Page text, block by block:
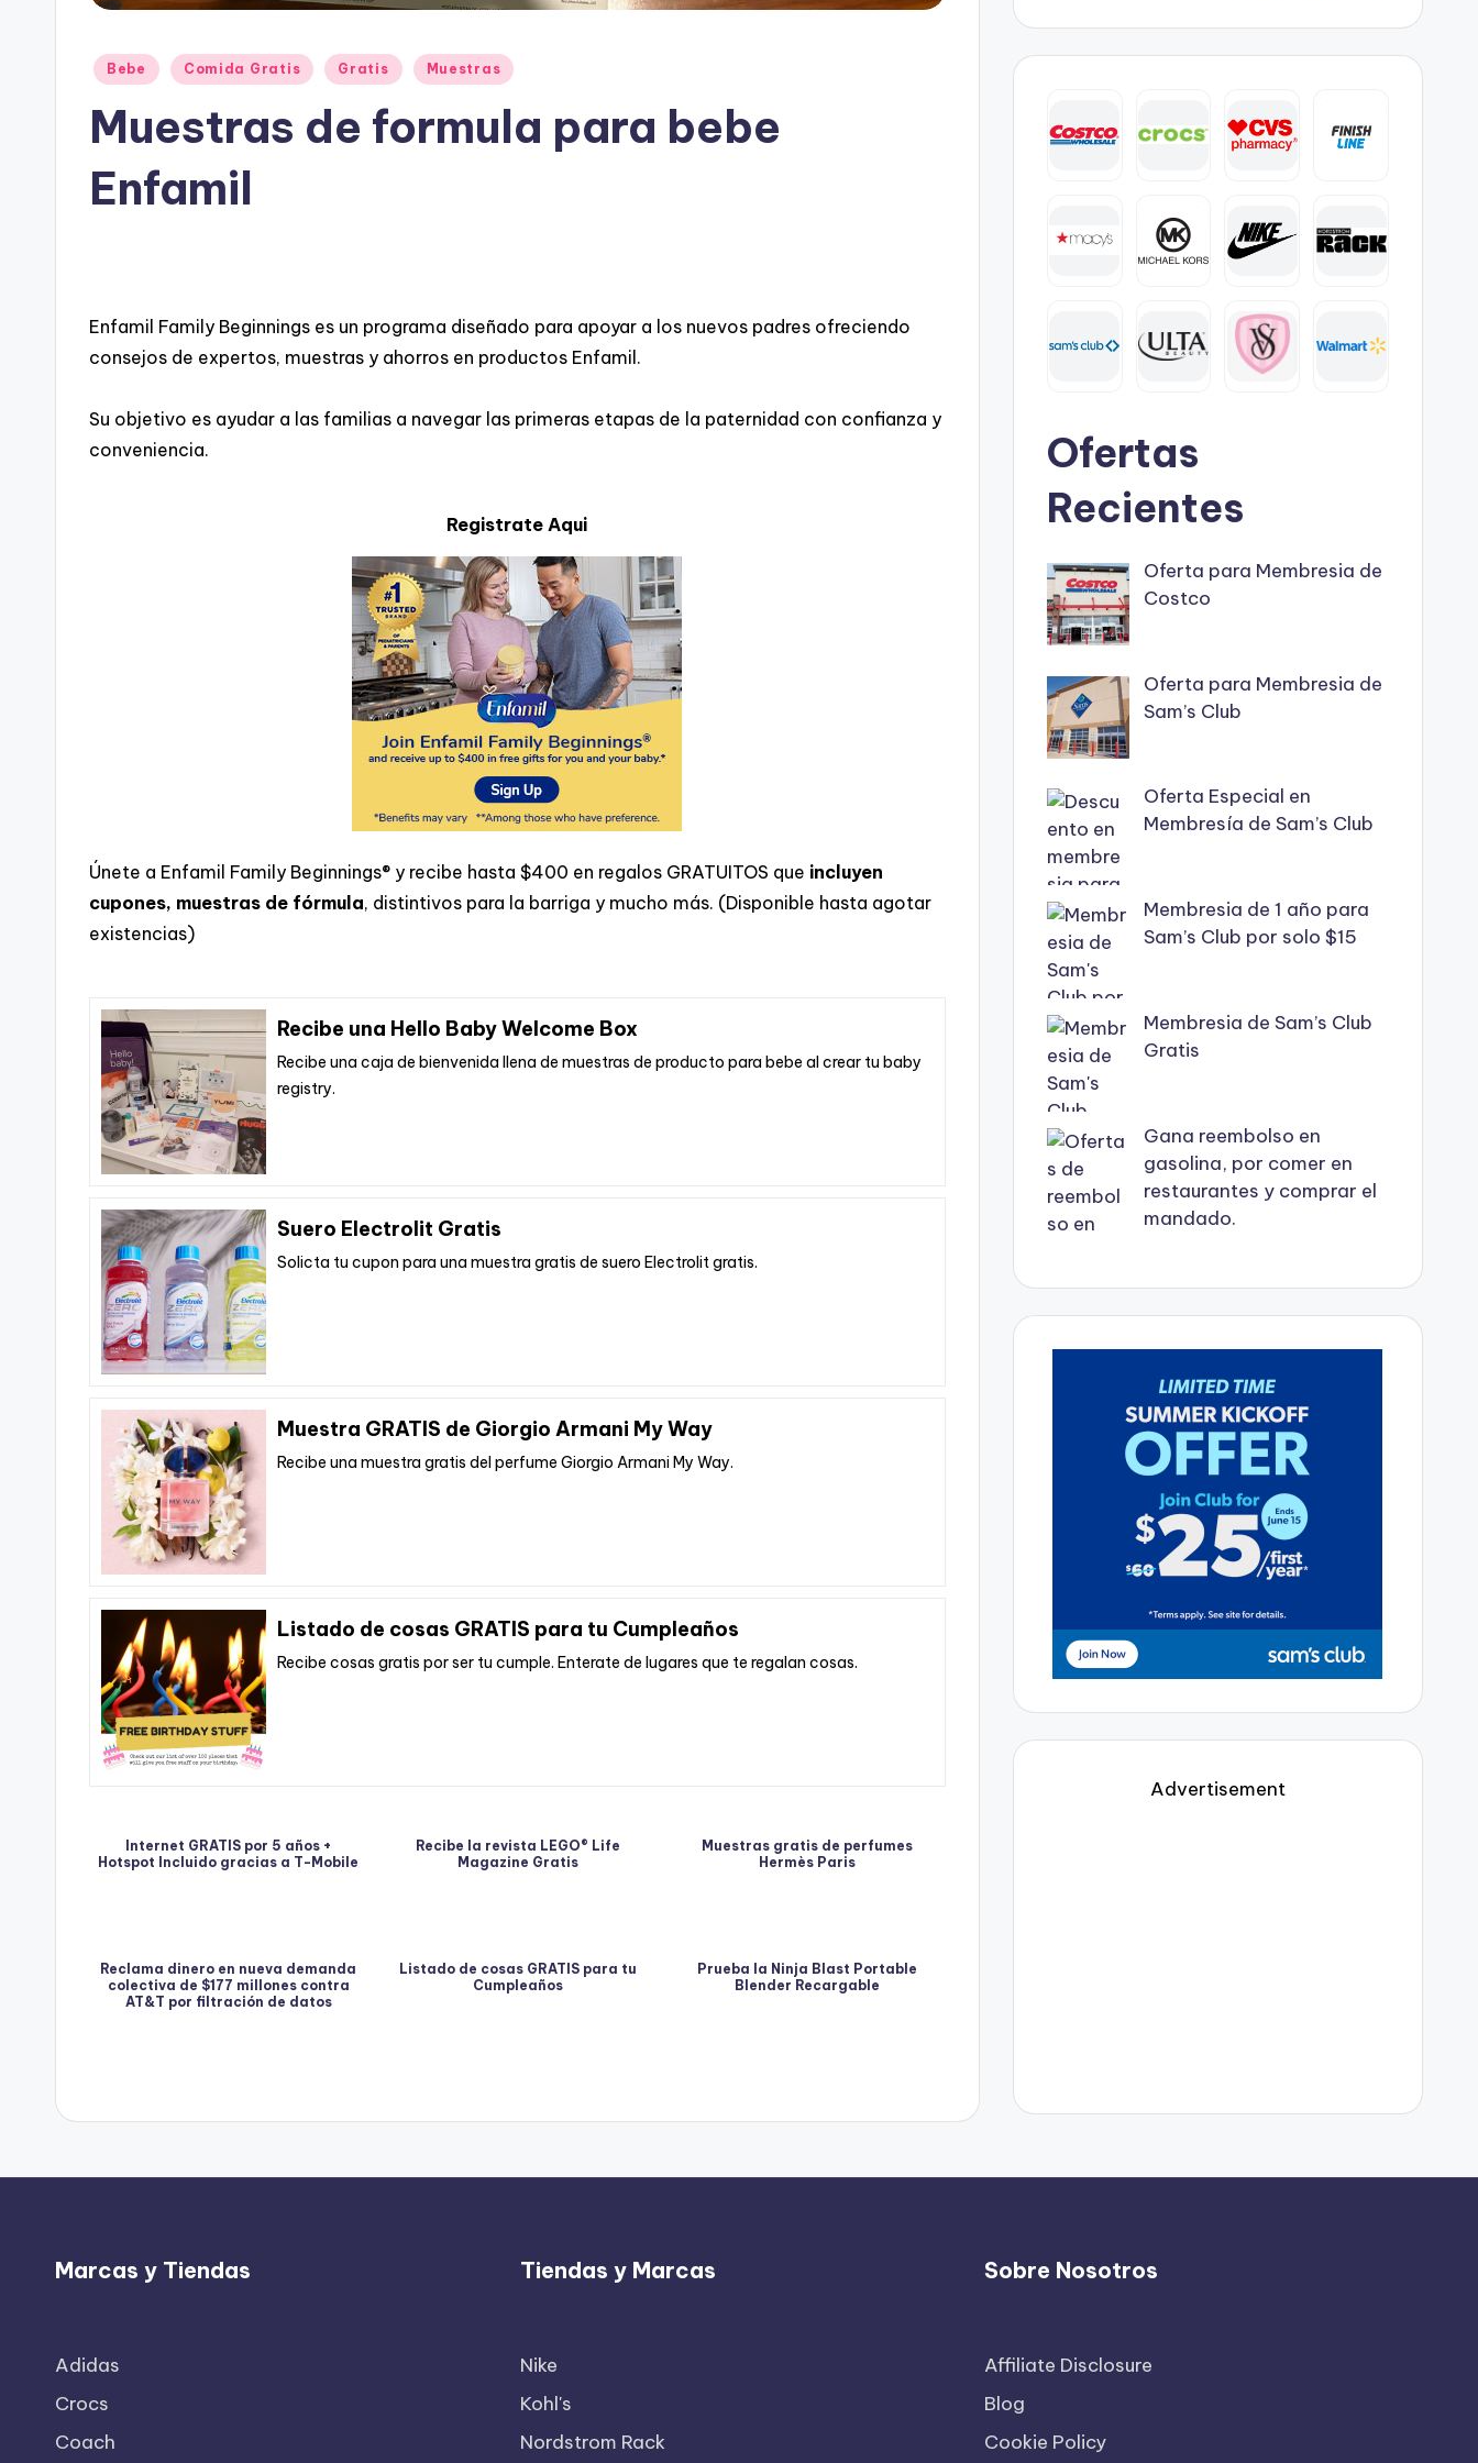
Posted
Bebe Comida Gratis Gratis Muestras
Muestras de formula para bebe
Enfamil
Enfamil Family Beginnings es un programa diseñado para apoyar a los nuevos padres ofreciendo
consejos de expertos, muestras y ahorros en productos Enfamil.
Su objetivo es ayudar a las familias a navegar las primeras etapas de la paternidad con confianza y
conveniencia.
Registrate Aqui
Únete a Enfamil Family Beginnings® y recibe hasta $400 en regalos GRATUITOS que incluyen
cupones, muestras de fórmula, distintivos para la barriga y mucho más. (Disponible hasta agotar
existencias)
Recibe una Hello Baby Welcome Box
Recibe una caja de bienvenida llena de muestras de producto para bebe al crear tu baby
registry.
Suero Electrolit Gratis
Solicta tu cupon para una muestra gratis de suero Electrolit gratis.
Muestra GRATIS de Giorgio Armani My Way
Recibe una muestra gratis del perfume Giorgio Armani My Way.
Listado de cosas GRATIS para tu Cumpleaños
Recibe cosas gratis por ser tu cumple. Enterate de lugares que te regalan cosas.
Internet GRATIS por 5 años +
Hotspot Incluido gracias a T-Mobile
Recibe la revista LEGO® Life
Magazine Gratis
Muestras gratis de perfumes
Hermès Paris
Reclama dinero en nueva demanda
colectiva de $177 millones contra
AT&T por filtración de datos
Listado de cosas GRATIS para tu
Cumpleaños
Prueba la Ninja Blast Portable
Blender Recargable
Ofertas
Recientes
Oferta para Membresia de
Costco
Oferta para Membresia de
Sam’s Club
Oferta Especial en
Membresía de Sam’s Club
Membresia de 1 año para
Sam’s Club por solo $15
Membresia de Sam’s Club
Gratis
Gana reembolso en
gasolina, por comer en
restaurantes y comprar el
mandado.
Advertisement
Marcas y Tiendas
Adidas
Crocs
Coach
Tiendas y Marcas
Nike
Kohl's
Nordstrom Rack
Sobre Nosotros
Affiliate Disclosure
Blog
Cookie Policy